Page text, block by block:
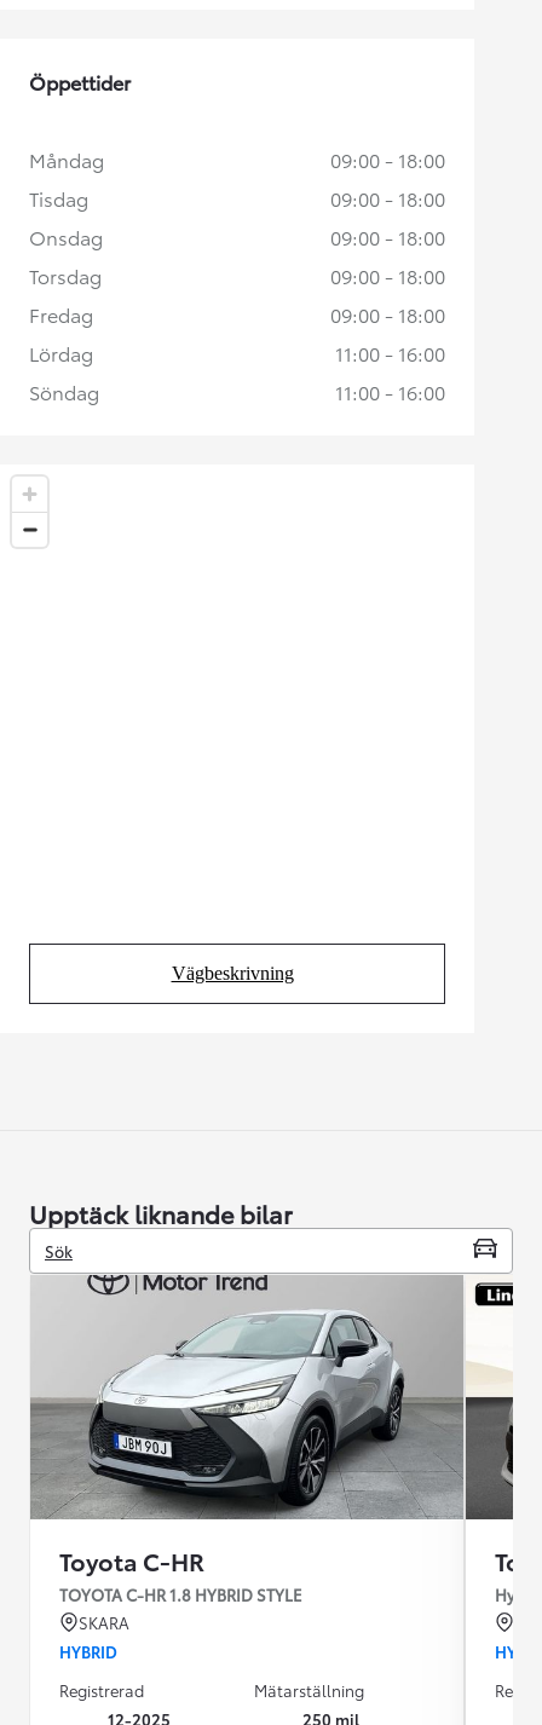
Vägbeskrivning
(Opens in new tab)
Öppettider
Måndag
09:00 - 18:00
Tisdag
09:00 - 18:00
Onsdag
09:00 - 18:00
Torsdag
09:00 - 18:00
Fredag
09:00 - 18:00
Lördag
11:00 - 16:00
Söndag
11:00 - 16:00
Upptäck liknande bilar
Sök
Toyota C-HR
TOYOTA C-HR 1.8 HYBRID STYLE
SKARA
HYBRID
Registrerad
12-2025
Mätarställning
250 mil